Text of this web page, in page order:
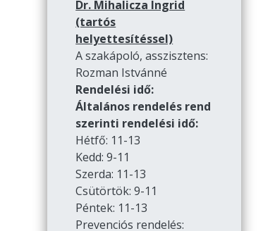
Dr. Mihalicza Ingrid
(tartós
helyettesítéssel)
A szakápoló, asszisztens:
Rozman Istvánné
Rendelési idő:
Általános rendelés rend
szerinti rendelési idő:
Hétfő: 11-13
Kedd: 9-11
Szerda: 11-13
Csütörtök: 9-11
Péntek: 11-13
Prevenciós rendelés: